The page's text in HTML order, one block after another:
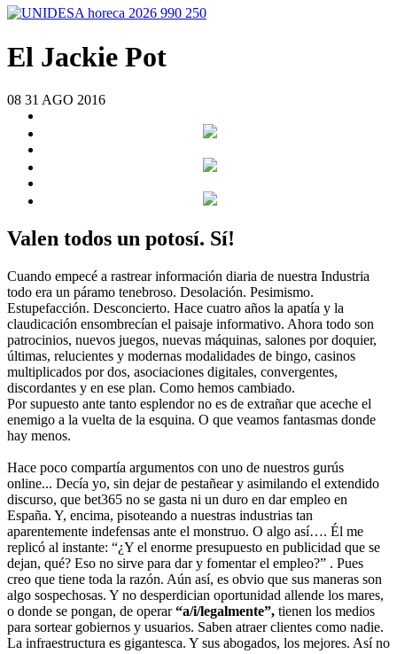
El Jackie Pot
08 31 AGO 2016
Valen todos un potosí. Sí!
Cuando empecé a rastrear información diaria de nuestra Industria
todo era un páramo tenebroso. Desolación. Pesimismo.
Estupefacción. Desconcierto. Hace cuatro años la apatía y la
claudicación ensombrecían el paisaje informativo. Ahora todo son
patrocinios, nuevos juegos, nuevas máquinas, salones por doquier,
últimas, relucientes y modernas modalidades de bingo, casinos
multiplicados por dos, asociaciones digitales, convergentes,
discordantes y en ese plan. Como hemos cambiado.
Por supuesto ante tanto esplendor no es de extrañar que aceche el
enemigo a la vuelta de la esquina. O que veamos fantasmas donde
hay menos.
Hace poco compartía argumentos con uno de nuestros gurús
online... Decía yo, sin dejar de pestañear y asimilando el extendido
discurso, que bet365 no se gasta ni un duro en dar empleo en
España. Y, encima, pisoteando a nuestras industrias tan
aparentemente indefensas ante el monstruo. O algo así…. Él me
replicó al instante: “¿Y el enorme presupuesto en publicidad que se
dejan, qué? Eso no sirve para dar y fomentar el empleo?” . Pues
creo que tiene toda la razón. Aún así, es obvio que sus maneras son
algo sospechosas. Y no desperdician oportunidad allende los mares,
o donde se pongan, de operar“a/i/legalmente”, tienen los medios
para sortear gobiernos y usuarios. Saben atraer clientes como nadie.
La infraestructura es gigantesca. Y sus abogados, los mejores. Así no